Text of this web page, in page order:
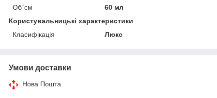
Об`єм
60 мл
Користувальницькі характеристики
Класифікація
Люкс
Умови доставки
Нова Пошта